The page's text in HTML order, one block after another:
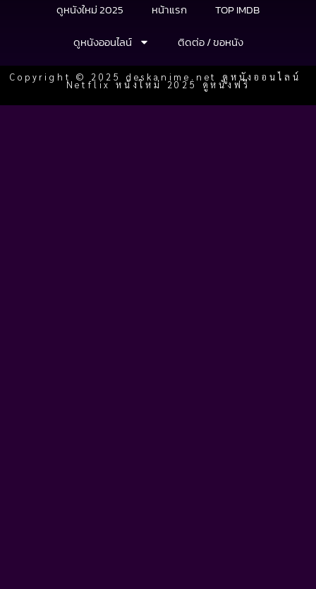
ดูหนังใหม่ 2025 หน้าแรก
TOP IMDB
ดูหนังออนไลน์
ติดต่อ / ขอหนัง
Copyright © 2025 deskanime.net ดูหนังออนไลน์
Netflix หนังใหม่ 2025 ดูหนังฟรี